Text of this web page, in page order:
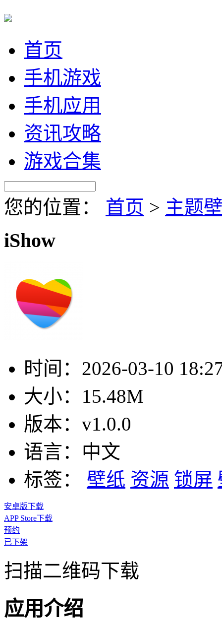
首页
手机游戏
手机应用
资讯攻略
游戏合集
您的位置： 首页 > 主题
iShow
时间： 2026-03-10
大小： 15.48M
版本： v1.0.0
语言： 中文
标签：
壁纸 资源 锁屏
安卓版下载
APP Store下载
预约
已下架
扫描二维码下载
应用介绍